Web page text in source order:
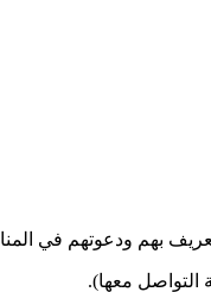
بهم ودعوتهم في
التواصل معها).